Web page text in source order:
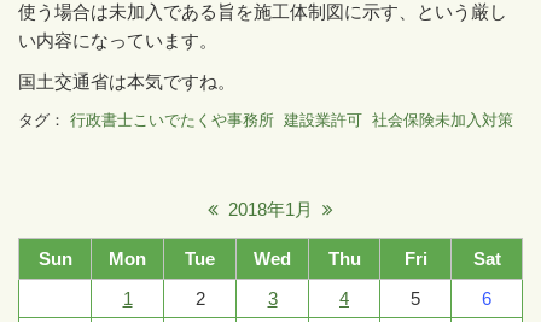
2018年1月
Sun Mon Tue Wed Thu Fri
Sat
1
2 3 4 5
6
使う場合は未加入である旨を施工体制図に示す、という厳し
い内容になっています。
国土交通省は本気ですね。
タグ： 行政書士こいでたくや事務所 建設業許可 社会保険未加入対策